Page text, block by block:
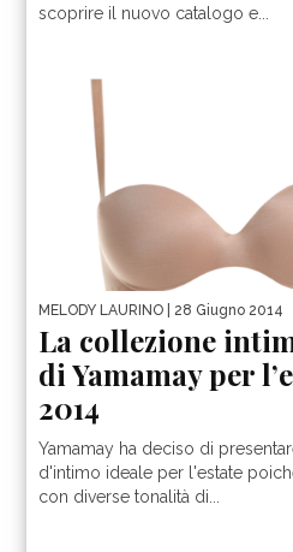
scoprire il nuovo catalogo e...
MELODY LAURINO | 28 Giugno 2014
La collezione
di Yamamay per
2014
Yamamay ha deciso di
d'intimo ideale per l'estate
con diverse tonalità di...